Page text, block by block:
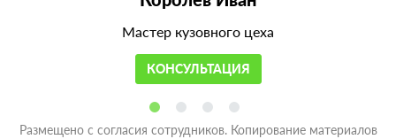
Мастер кузовного цеха
КОНСУЛЬТАЦИЯ
Размещено с согласия сотрудников. Копирование материалов